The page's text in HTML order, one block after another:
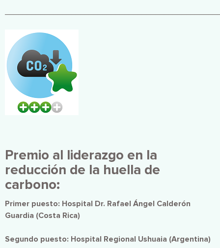
Imagen
Premio al liderazgo en la
reducción de la huella de
carbono:
Primer puesto: Hospital Dr. Rafael Ángel Calderón
Guardia (Costa Rica)
Segundo puesto: Hospital Regional Ushuaia (Argentina)